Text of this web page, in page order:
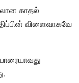
காதல்
விளைவாகவே